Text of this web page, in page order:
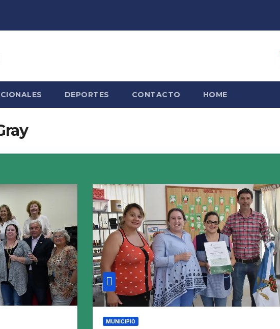
DEPORTES CONTACTO HOME
MUNICIPIO